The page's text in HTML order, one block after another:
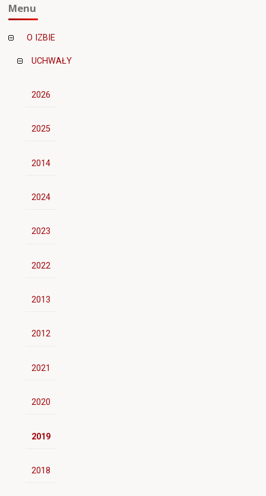
Menu
O IZBIE
UCHWAŁY
2026
2025
2014
2024
2023
2022
2013
2012
2021
2020
2019
2018